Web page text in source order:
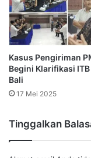
Kasus Pengiriman
Begini Klarifikasi ITB
Bali
17 Mei 2025
Tinggalkan